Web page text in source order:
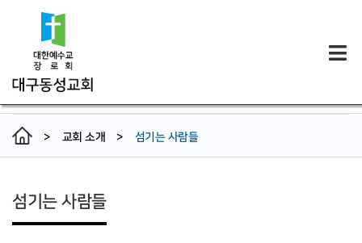
> 교회 소개 > 섬기는 사람들
섬기는 사람들